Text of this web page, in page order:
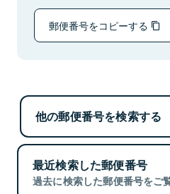
郵便番号をコピーする
他の郵便番号を検索する
最近検索した郵便番号
過去に検索した郵便番号をご